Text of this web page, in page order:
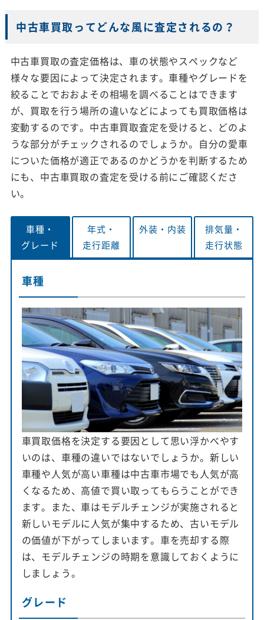
中古車買取ってどんな風に査定されるの？
中古車買取の査定価格は、車の状態やスペックなど
様々な要因によって決定されます。車種やグレードを
絞ることでおおよその相場を調べることはできます
が、買取を行う場所の違いなどによっても買取価格は
変動するのです。中古車買取査定を受けると、どのよ
うな部分がチェックされるのでしょうか。自分の愛車
についた価格が適正であるのかどうかを判断するため
にも、中古車買取の査定を受ける前にご確認くださ
い。
車種・
グレード
年式・
走行距離
外装・ 内装
排気量・
走行状態
車種
車買取価格を決定する要因として思い浮かべやす
いのは、車種の違いではないでしょうか。新しい
車種や人気が高い車種は中古車市場でも人気が高
くなるため、高値で買い取ってもらうことができ
ます。また、車はモデルチェンジが実施されると
新しいモデルに人気が集中するため、古いモデル
の価値が下がってしまいます。車を売却する際
は、モデルチェンジの時期を意識しておくように
しましょう。
グレード